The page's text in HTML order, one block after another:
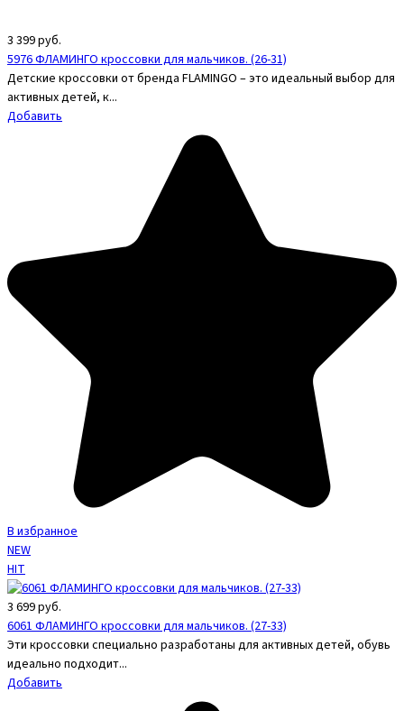
3 399руб.
5976 ФЛАМИНГО кроссовки для мальчиков. (26-31)
Детские кроссовки от бренда FLAMINGO – это идеальный выбор для
активных детей, к...
Добавить
В избранное
NEW
HIT
3 699руб.
6061 ФЛАМИНГО кроссовки для мальчиков. (27-33)
Эти кроссовки специально разработаны для активных детей, обувь
идеально подходит...
Добавить